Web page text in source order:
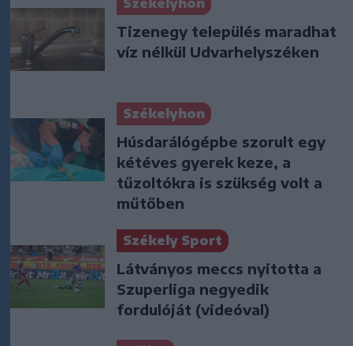
Tizenegy település maradhat
víz nélkül Udvarhelyszéken
Székelyhon
Húsdarálógépbe szorult egy
kétéves gyerek keze, a
tűzoltókra is szükség volt a
műtőben
Székely Sport
Látványos meccs nyitotta a
Szuperliga negyedik
fordulóját (videóval)